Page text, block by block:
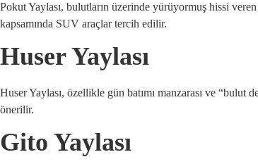
Pokut Yaylası, bulutların üzerinde yürüyormuş hissi
kapsamında SUV araçlar tercih edilir.
Huser Yaylası
Huser Yaylası, özellikle gün batımı manzarası ve
önerilir.
Gito Yaylası